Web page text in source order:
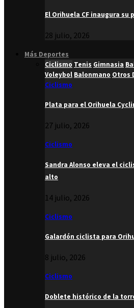
El Orihuela CF inaugura su
28 julio, 2026
Más Deportes
Ciclismo Tenis Gimnasia
Voleybol Balonmano Otros
Ciclismo
Plata para el Orihuela
27 julio, 2026
Ciclismo
Sandra Alonso eleva el
alto
14 julio, 2026
Ciclismo
Galardón ciclista para
8 julio, 2026
Ciclismo
Doblete histórico de la